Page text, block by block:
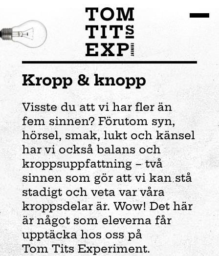
Kropp & knopp
Visste du att vi har fler än
fem sinnen? Förutom syn,
hörsel, smak, lukt och känsel
har vi också balans och
kroppsuppfattning – två
sinnen som gör att vi kan stå
stadigt och veta var våra
kroppsdelar är.Wow! Det här
är något som eleverna får
upptäcka hos oss på
TomTitsExperiment.